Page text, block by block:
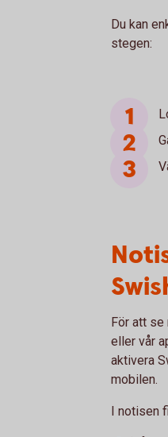
Du kan
stegen:
För att se
eller vår
aktivera
mobilen.
I notisen